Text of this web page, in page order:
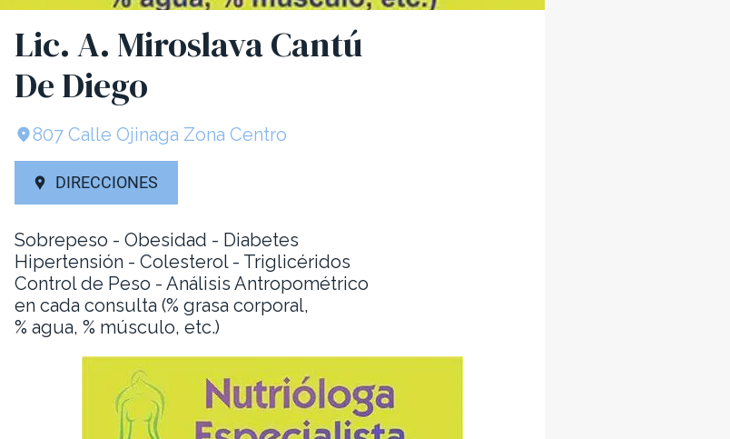
Lic. A. Miroslava Cantú
De Diego
807 Calle Ojinaga Zona Centro
DIRECCIONES
Sobrepeso - Obesidad - Diabetes
Hipertensión - Colesterol - Triglicéridos
Control de Peso - Análisis Antropométrico
en cada consulta (% grasa corporal,
% agua, % músculo, etc.)